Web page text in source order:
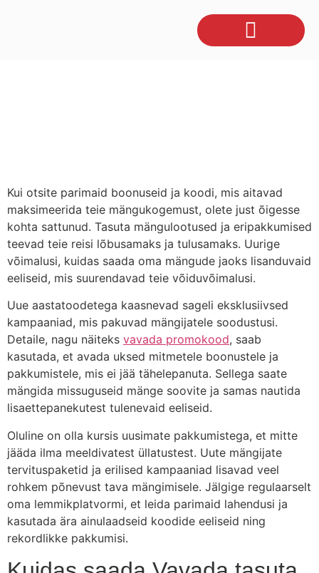
Kui otsite parimaid boonuseid ja koodi, mis aitavad
maksimeerida teie mängukogemust, olete just õigesse
kohta sattunud. Tasuta mängulootused ja eripakkumised
teevad teie reisi lõbusamaks ja tulusamaks. Uurige
võimalusi, kuidas saada oma mängude jaoks lisanduvaid
eeliseid, mis suurendavad teie võiduvõimalusi.
Uue aastatoodetega kaasnevad sageli eksklusiivsed
kampaaniad, mis pakuvad mängijatele soodustusi.
Detaile, nagu näiteks vavada promokood, saab
kasutada, et avada uksed mitmetele boonustele ja
pakkumistele, mis ei jää tähelepanuta. Sellega saate
mängida missuguseid mänge soovite ja samas nautida
lisaettepanekutest tulenevaid eeliseid.
Oluline on olla kursis uusimate pakkumistega, et mitte
jääda ilma meeldivatest üllatustest. Uute mängijate
tervituspaketid ja erilised kampaaniad lisavad veel
rohkem põnevust tava mängimisele. Jälgige regulaarselt
oma lemmikplatvormi, et leida parimaid lahendusi ja
kasutada ära ainulaadseid koodide eeliseid ning
rekordlikke pakkumisi.